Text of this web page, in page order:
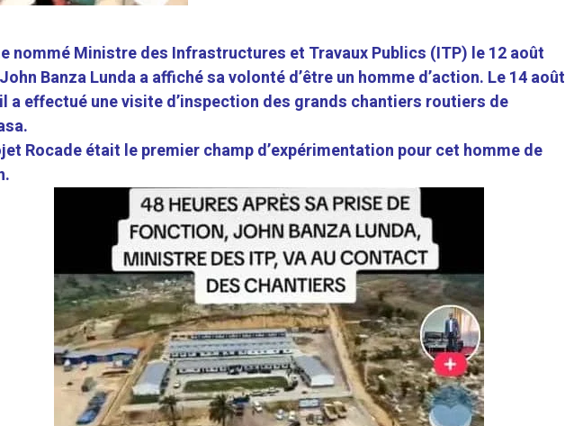
nommé Ministre des Infrastructures et Travaux Publics (ITP) le 12 août
Banza Lunda a affiché sa volonté d’être un homme d’action. Le 14 août
a effectué une visite d’inspection des grands chantiers routiers de
Rocade était le premier champ d’expérimentation pour cet homme de